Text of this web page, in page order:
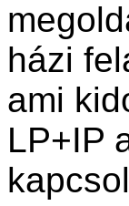
házi
ami
LP+IP